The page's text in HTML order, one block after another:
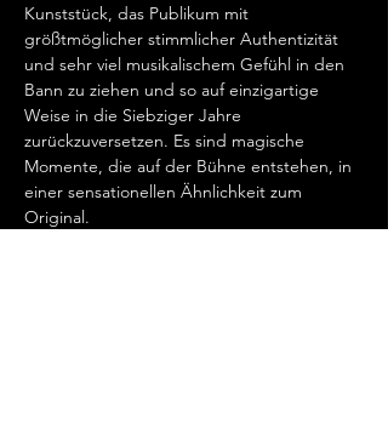
Kunststück, das Publikum mit
größtmöglicher stimmlicher Authentizität
und sehr viel musikalischem Gefühl in den
Bann zu ziehen und so auf einzigartige
Weise in die Siebziger Jahre
zurückzuversetzen. Es sind magische
Momente, die auf der Bühne entstehen, in
einer sensationellen Ähnlichkeit zum
Original.